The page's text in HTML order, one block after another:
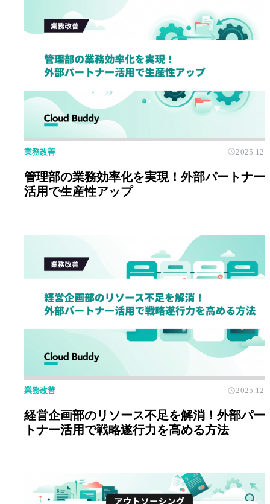
業務改善
管理部の業務効率化を実現！外部パートナー
活用で生産性アップ
業務改善
経営企画部のリソース不足を解消！外部パー
トナー活用で戦略遂行力を高める方法